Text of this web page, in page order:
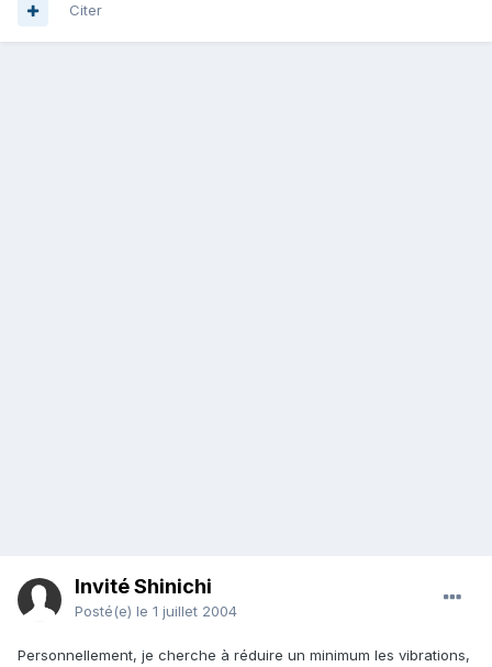
Citer
Invité Shinichi
Posté(e) le 1 juillet 2004
Personnellement, je cherche à réduire un minimum les vibrations,